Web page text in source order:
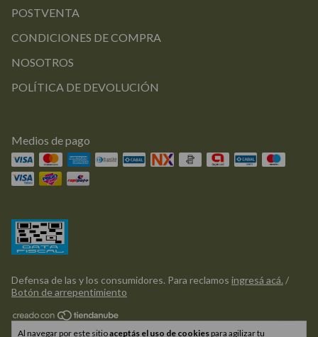
Al navegar por este sitioaceptás el uso de cookies para agilizar tu
POSTVENTA
CONDICIONES DE COMPRA
NOSOTROS
POLÍTICA DE DEVOLUCIÓN
Medios de pago
Defensa de las y los consumidores. Para reclamos ingresá acá. /
Botón de arrepentimiento
Copyright Griflor Deco - 2026. Todos los derechos reservados.